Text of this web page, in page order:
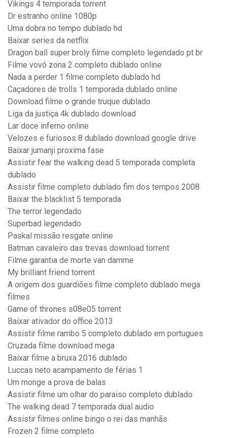
Vikings 4 temporada torrent
Dr estranho online 1080p
Uma dobra no tempo dublado hd
Baixar series da netflix
Dragon ball super broly filme completo legendado pt br
Filme vovó zona 2 completo dublado online
Nada a perder 1 filme completo dublado hd
Caçadores de trolls 1 temporada dublado online
Download filme o grande truque dublado
Liga da justiça 4k dublado download
Lar doce inferno online
Velozes e furiosos 8 dublado download google drive
Baixar jumanji proxima fase
Assistir fear the walking dead 5 temporada completa
dublado
Assistir filme completo dublado fim dos tempos 2008
Baixar the blacklist 5 temporada
The terror legendado
Superbad legendado
Paskal missão resgate online
Batman cavaleiro das trevas download torrent
Filme garantia de morte van damme
My brilliant friend torrent
A origem dos guardiões filme completo dublado mega
filmes
Game of thrones s08e05 torrent
Baixar ativador do office 2013
Assistir filme rambo 5 completo dublado em portugues
Cruzada filme download mega
Baixar filme a bruxa 2016 dublado
Luccas neto acampamento de férias 1
Um monge a prova de balas
Assistir filme um olhar do paraiso completo dublado
The walking dead 7 temporada dual audio
Assistir filmes online bingo o rei das manhãs
Frozen 2 filme completo